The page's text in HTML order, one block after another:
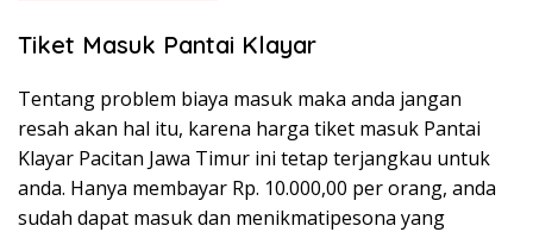
Tiket Masuk Pantai Klayar
Tentang problem biaya masuk maka anda jangan
resah akan hal itu, karena harga tiket masuk Pantai
Klayar Pacitan Jawa Timur ini tetap terjangkau untuk
anda. Hanya membayar Rp. 10.000,00 per orang, anda
sudah dapat masuk dan menikmatipesona yang